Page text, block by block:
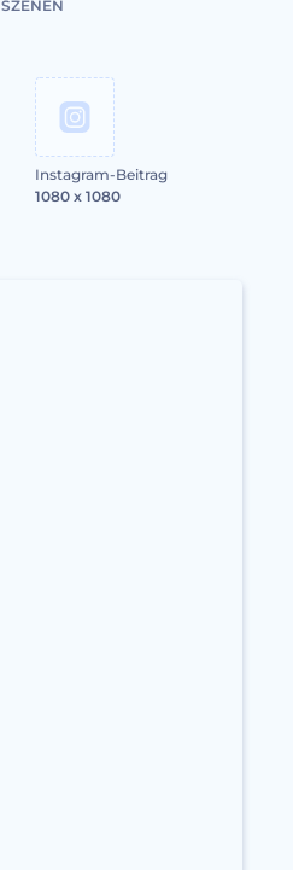
SZENEN
Instagram-Beitrag
1080 x 1080